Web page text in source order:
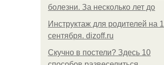
болезни. За несколько лет до
Инструктаж для родителей на 1
сентября. dizoff.ru
Скучно в постели? Здесь 10